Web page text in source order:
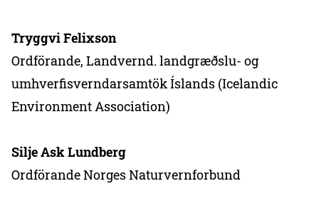
Tryggvi Felixson
Ordförande, Landvernd. landgræðslu- og
umhverfisverndarsamtök Íslands (Icelandic
Environment Association)
Silje Ask Lundberg
Ordförande Norges Naturvernforbund